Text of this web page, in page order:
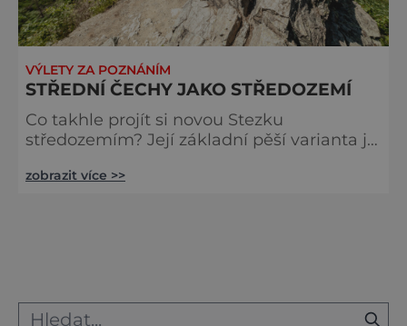
VÝLETY ZA POZNÁNÍM
STŘEDNÍ ČECHY JAKO STŘEDOZEMÍ
Co takhle projít si novou Stezku
středozemím? Její základní pěší varianta je
27 denních etap s průměrnou délkou od 20
zobrazit více >>